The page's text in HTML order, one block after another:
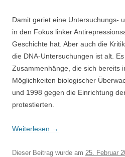
Damit geriet eine Untersuchungs-
in den Fokus linker
Geschichte hat. Aber auch die
die DNA-Untersuchungen ist alt.
Zusammenhänge, die sich bereits
Möglichkeiten biologischer
und 1998 gegen die Einrichtung
protestierten.
Weiterlesen →
Dieser Beitrag wurde am 25. Februar